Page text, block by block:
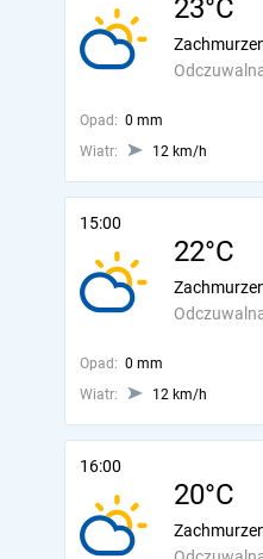
23°C
Opad: 0 mm
Wiatr:
12 km/h
15:00
22°C
Opad: 0 mm
Wiatr:
12 km/h
16:00
20°C